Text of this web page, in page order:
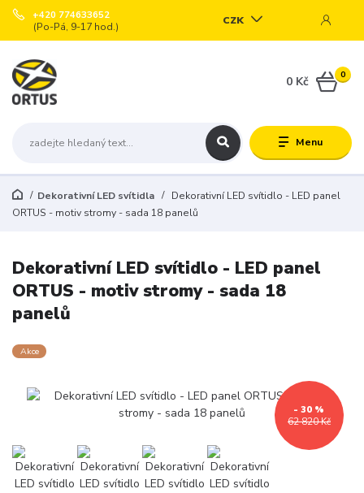
Menu
CZK
+420 774633652
(Po-Pá, 9-17 hod.)
0
0 Kč
Dekorativní LED svítidla
Dekorativní LED svítidlo - LED panel
ORTUS - motiv stromy - sada 18 panelů
Dekorativní LED svítidlo - LED panel
ORTUS - motiv stromy - sada 18
panelů
Akce
62 820 Kč
- 30 %